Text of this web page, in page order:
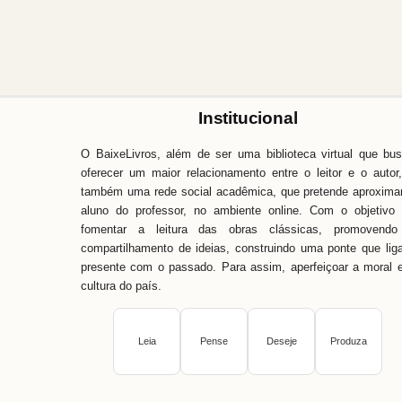
Institucional
O BaixeLivros, além de ser uma biblioteca virtual que
oferecer um maior relacionamento entre o leitor e o
também uma rede social acadêmica, que pretende
aluno do professor, no ambiente online. Com o objetivo
fomentar a leitura das obras clássicas,
compartilhamento de ideias, construindo uma ponte que
presente com o passado. Para assim, aperfeiçoar a moral
cultura do país.
Leia Pense Deseje Produza